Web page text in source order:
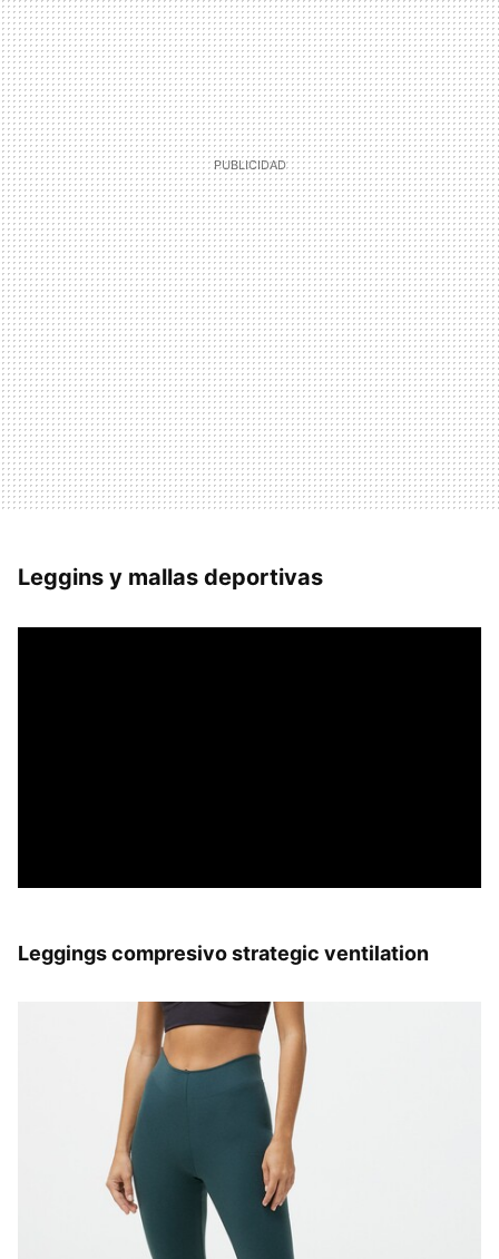
Leggins y mallas deportivas
Leggings compresivo strategic ventilation